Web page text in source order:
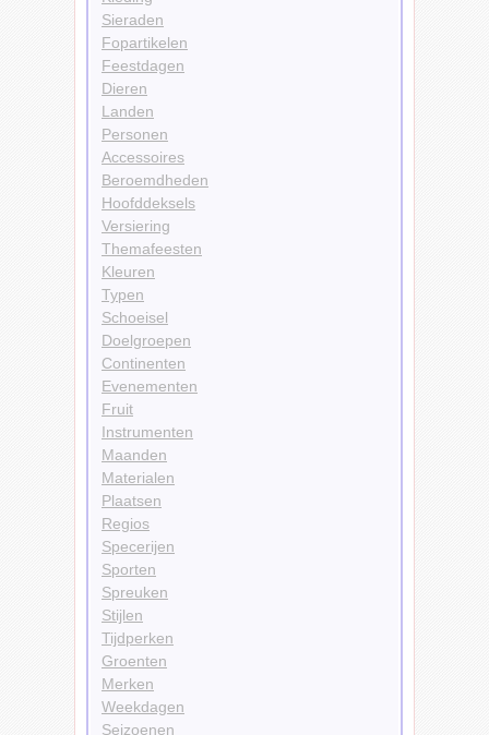
Sieraden
Fopartikelen
Feestdagen
Dieren
Landen
Personen
Accessoires
Beroemdheden
Hoofddeksels
Versiering
Themafeesten
Kleuren
Typen
Schoeisel
Doelgroepen
Continenten
Evenementen
Fruit
Instrumenten
Maanden
Materialen
Plaatsen
Regios
Specerijen
Sporten
Spreuken
Stijlen
Tijdperken
Groenten
Merken
Weekdagen
Seizoenen